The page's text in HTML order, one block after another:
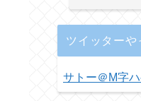
ツイッターや
サトー＠M字